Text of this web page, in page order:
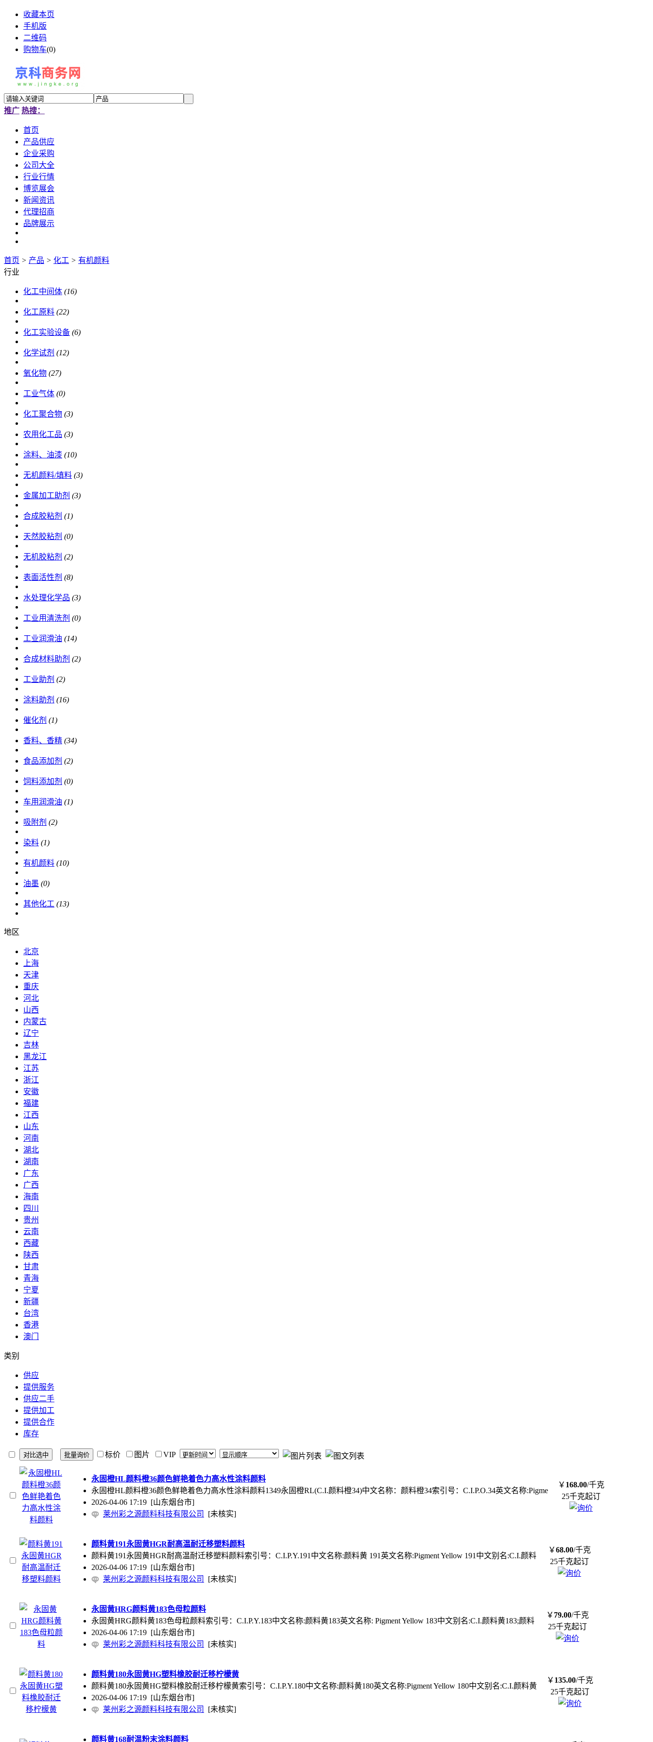
收藏本页
手机版
二维码
购物车(0)
推广 热搜：
首页
产品供应
企业采购
公司大全
行业行情
博览展会
新闻资讯
代理招商
品牌展示
首页 > 产品 > 化工 > 有机颜料
行业
化工中间体 (16)
化工原料 (22)
化工实验设备 (6)
化学试剂 (12)
氧化物 (27)
工业气体 (0)
化工聚合物 (3)
农用化工品 (3)
涂料、油漆 (10)
无机颜料/填料 (3)
金属加工助剂 (3)
合成胶粘剂 (1)
天然胶粘剂 (0)
无机胶粘剂 (2)
表面活性剂 (8)
水处理化学品 (3)
工业用清洗剂 (0)
工业润滑油 (14)
合成材料助剂 (2)
工业助剂 (2)
涂料助剂 (16)
催化剂 (1)
香料、香精 (34)
食品添加剂 (2)
饲料添加剂 (0)
车用润滑油 (1)
吸附剂 (2)
染料 (1)
有机颜料 (10)
油墨 (0)
其他化工 (13)
地区
北京
上海
天津
重庆
河北
山西
内蒙古
辽宁
吉林
黑龙江
江苏
浙江
安徽
福建
江西
山东
河南
湖北
湖南
广东
广西
海南
四川
贵州
云南
西藏
陕西
甘肃
青海
宁夏
新疆
台湾
香港
澳门
类别
供应
提供服务
供应二手
提供加工
提供合作
库存
标价 图片 VIP
永固橙HL颜料橙36颜色鲜艳着色力高水性涂料颜料
永固橙HL颜料橙36颜色鲜艳着色力高水性涂料颜料1349永固橙RL(C.I.颜料橙34)中文名称：颜料橙34索引号：C.I.P.O.34英文名称:Pigme
2026-04-06 17:19 [山东烟台市]
莱州彩之源颜料科技有限公司
[未核实]
￥ 168.00/千克
25千克起订
颜料黄191永固黄HGR耐高温耐迁移塑料颜料
颜料黄191永固黄HGR耐高温耐迁移塑料颜料索引号：C.I.P.Y.191中文名称:颜料黄 191英文名称:Pigment Yellow 191中文别名:C.I.颜料
2026-04-06 17:19 [山东烟台市]
莱州彩之源颜料科技有限公司
[未核实]
￥68.00/千克
25千克起订
永固黄HRG颜料黄183色母粒颜料
永固黄HRG颜料黄183色母粒颜料索引号：C.I.P.Y.183中文名称:颜料黄183英文名称: Pigment Yellow 183中文别名:C.I.颜料黄183;颜料
2026-04-06 17:19 [山东烟台市]
莱州彩之源颜料科技有限公司
[未核实]
￥ 79.00/千克
25千克起订
颜料黄180永固黄HG塑料橡胶耐迁移柠檬黄
颜料黄180永固黄HG塑料橡胶耐迁移柠檬黄索引号：C.I.P.Y.180中文名称:颜料黄180英文名称:Pigment Yellow 180中文别名:C.I.颜料黄
2026-04-06 17:19 [山东烟台市]
莱州彩之源颜料科技有限公司
[未核实]
￥ 135.00/千克
25千克起订
颜料黄168耐温粉末涂料颜料